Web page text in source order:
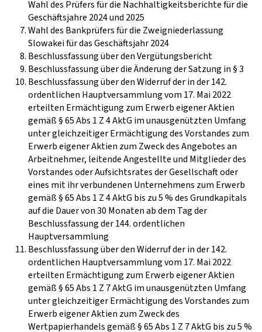
Wahl des Prüfers für die Nachhaltigkeitsberichte für die
Geschäftsjahre 2024 und 2025
Wahl des Bankprüfers für die Zweigniederlassung
Slowakei für das Geschäftsjahr 2024
Beschlussfassung über den Vergütungsbericht
Beschlussfassung über die Änderung der Satzung in § 3
Beschlussfassung über den Widerruf der in der 142.
ordentlichen Hauptversammlung vom 17. Mai 2022
erteilten Ermächtigung zum Erwerb eigener Aktien
gemäß § 65 Abs 1 Z 4 AktG im unausgenützten Umfang
unter gleichzeitiger Ermächtigung des Vorstandes zum
Erwerb eigener Aktien zum Zweck des Angebotes an
Arbeitnehmer, leitende Angestellte und Mitglieder des
Vorstandes oder Aufsichtsrates der Gesellschaft oder
eines mit ihr verbundenen Unternehmens zum Erwerb
gemäß § 65 Abs 1 Z 4 AktG bis zu 5 % des Grundkapitals
auf die Dauer von 30 Monaten ab dem Tag der
Beschlussfassung der 144. ordentlichen
Hauptversammlung
Beschlussfassung über den Widerruf der in der 142.
ordentlichen Hauptversammlung vom 17. Mai 2022
erteilten Ermächtigung zum Erwerb eigener Aktien
gemäß § 65 Abs 1 Z 7 AktG im unausgenützten Umfang
unter gleichzeitiger Ermächtigung des Vorstandes zum
Erwerb eigener Aktien zum Zweck des
Wertpapierhandels gemäß § 65 Abs 1 Z 7 AktG bis zu 5 %